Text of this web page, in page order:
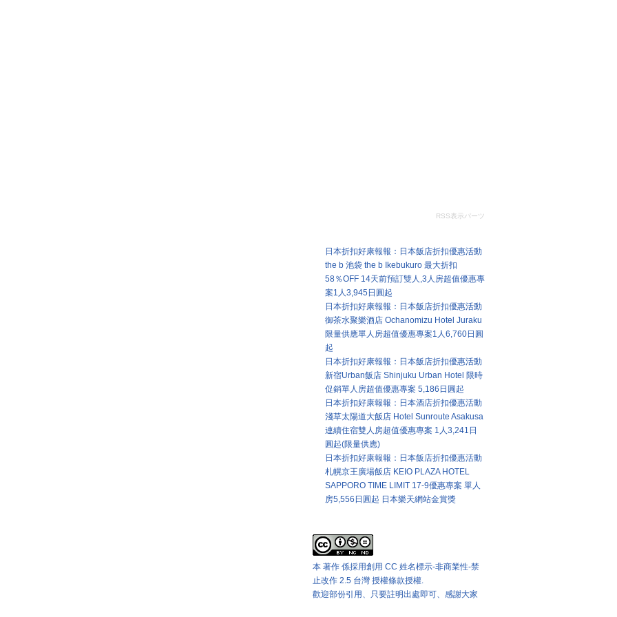
RSS表示パーツ
日本折扣好康報報：日本飯店折扣優惠活動
the b 池袋 the b Ikebukuro 最大折扣
58％OFF 14天前預訂雙人,3人房超值優惠專
案1人3,945日圓起
日本折扣好康報報：日本飯店折扣優惠活動
御茶水聚樂酒店 Ochanomizu Hotel Juraku
限量供應單人房超值優惠專案1人6,760日圓
起
日本折扣好康報報：日本飯店折扣優惠活動
新宿Urban飯店 Shinjuku Urban Hotel 限時
促銷單人房超值優惠專案 5,186日圓起
日本折扣好康報報：日本酒店折扣優惠活動
淺草太陽道大飯店 Hotel Sunroute Asakusa
連續住宿雙人房超值優惠專案 1人3,241日
圓起(限量供應)
日本折扣好康報報：日本飯店折扣優惠活動
札幌京王廣場飯店 KEIO PLAZA HOTEL
SAPPORO TIME LIMIT 17-9優惠專案 單人
房5,556日圓起 日本樂天網站金賞獎
本 著作 係採用創用 CC 姓名標示-非商業性-禁
止改作 2.5 台灣 授權條款授權.
歡迎部份引用、只要註明出處即可、感謝大家